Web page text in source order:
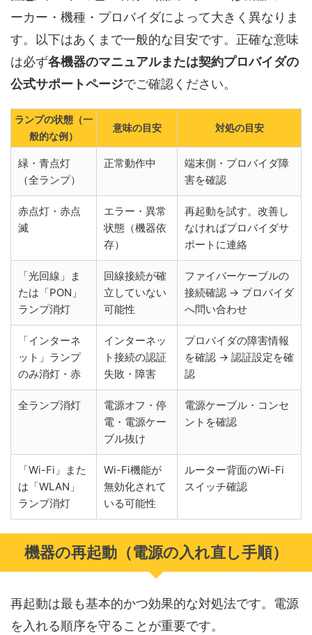
ーカー・機種・プロバイダによって大きく異なりま
す。以下はあくまで一般的な目安です。正確な意味
は必ず各機器のマニュアルまたは契約プロバイダの
公式サポートページでご確認ください。
ランプの状態（一
般的な例）
意味の目安 対処の目安
緑・青点灯
（全ランプ）
正常動作中
端末側・プロバイダ障
害を確認
赤点灯・赤点
滅
エラー・異常
状態（機器依
存）
再起動を試す。改善し
なければプロバイダサ
ポートに連絡
「光回線」ま
たは「PON」
ランプ消灯
回線接続が確
立していない
可能性
ファイバーケーブルの
接続確認 → プロバイダ
へ問い合わせ
「インターネ
ット」ランプ
のみ消灯・赤
インターネッ
ト接続の認証
失敗・障害
プロバイダの障害情報
を確認 → 認証設定を確
認
全ランプ消灯
電源オフ・停
電・電源ケー
ブル抜け
電源ケーブル・コンセ
ントを確認
「Wi-Fi」また
は「WLAN」
ランプ消灯
Wi-Fi機能が
無効化されて
いる可能性
ルーター背面のWi-Fi
スイッチ確認
機器の再起動（電源の入れ直し手順）
再起動は最も基本的かつ効果的な対処法です。電源
を入れる順序を守ることが重要です。